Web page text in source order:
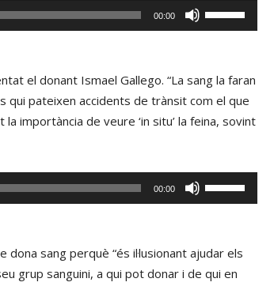
00:00
servir
de
cap
avall
per
disminuir
el
el donant Ismael Gallego. “La sang la faran
pateixen accidents de trànsit com el que
importància de veure ‘in situ’ la feina, sovint
00:00
servir
sang perquè “és il·lusionant ajudar els
grup sanguini, a qui pot donar i de qui en